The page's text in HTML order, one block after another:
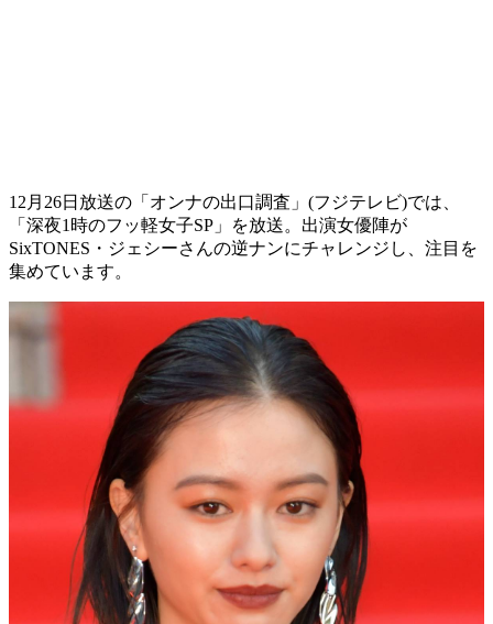
12月26日放送の「オンナの出口調査」(フジテレビ)では、
「深夜1時のフッ軽女子SP」を放送。出演女優陣が
SixTONES・ジェシーさんの逆ナンにチャレンジし、注目を
集めています。